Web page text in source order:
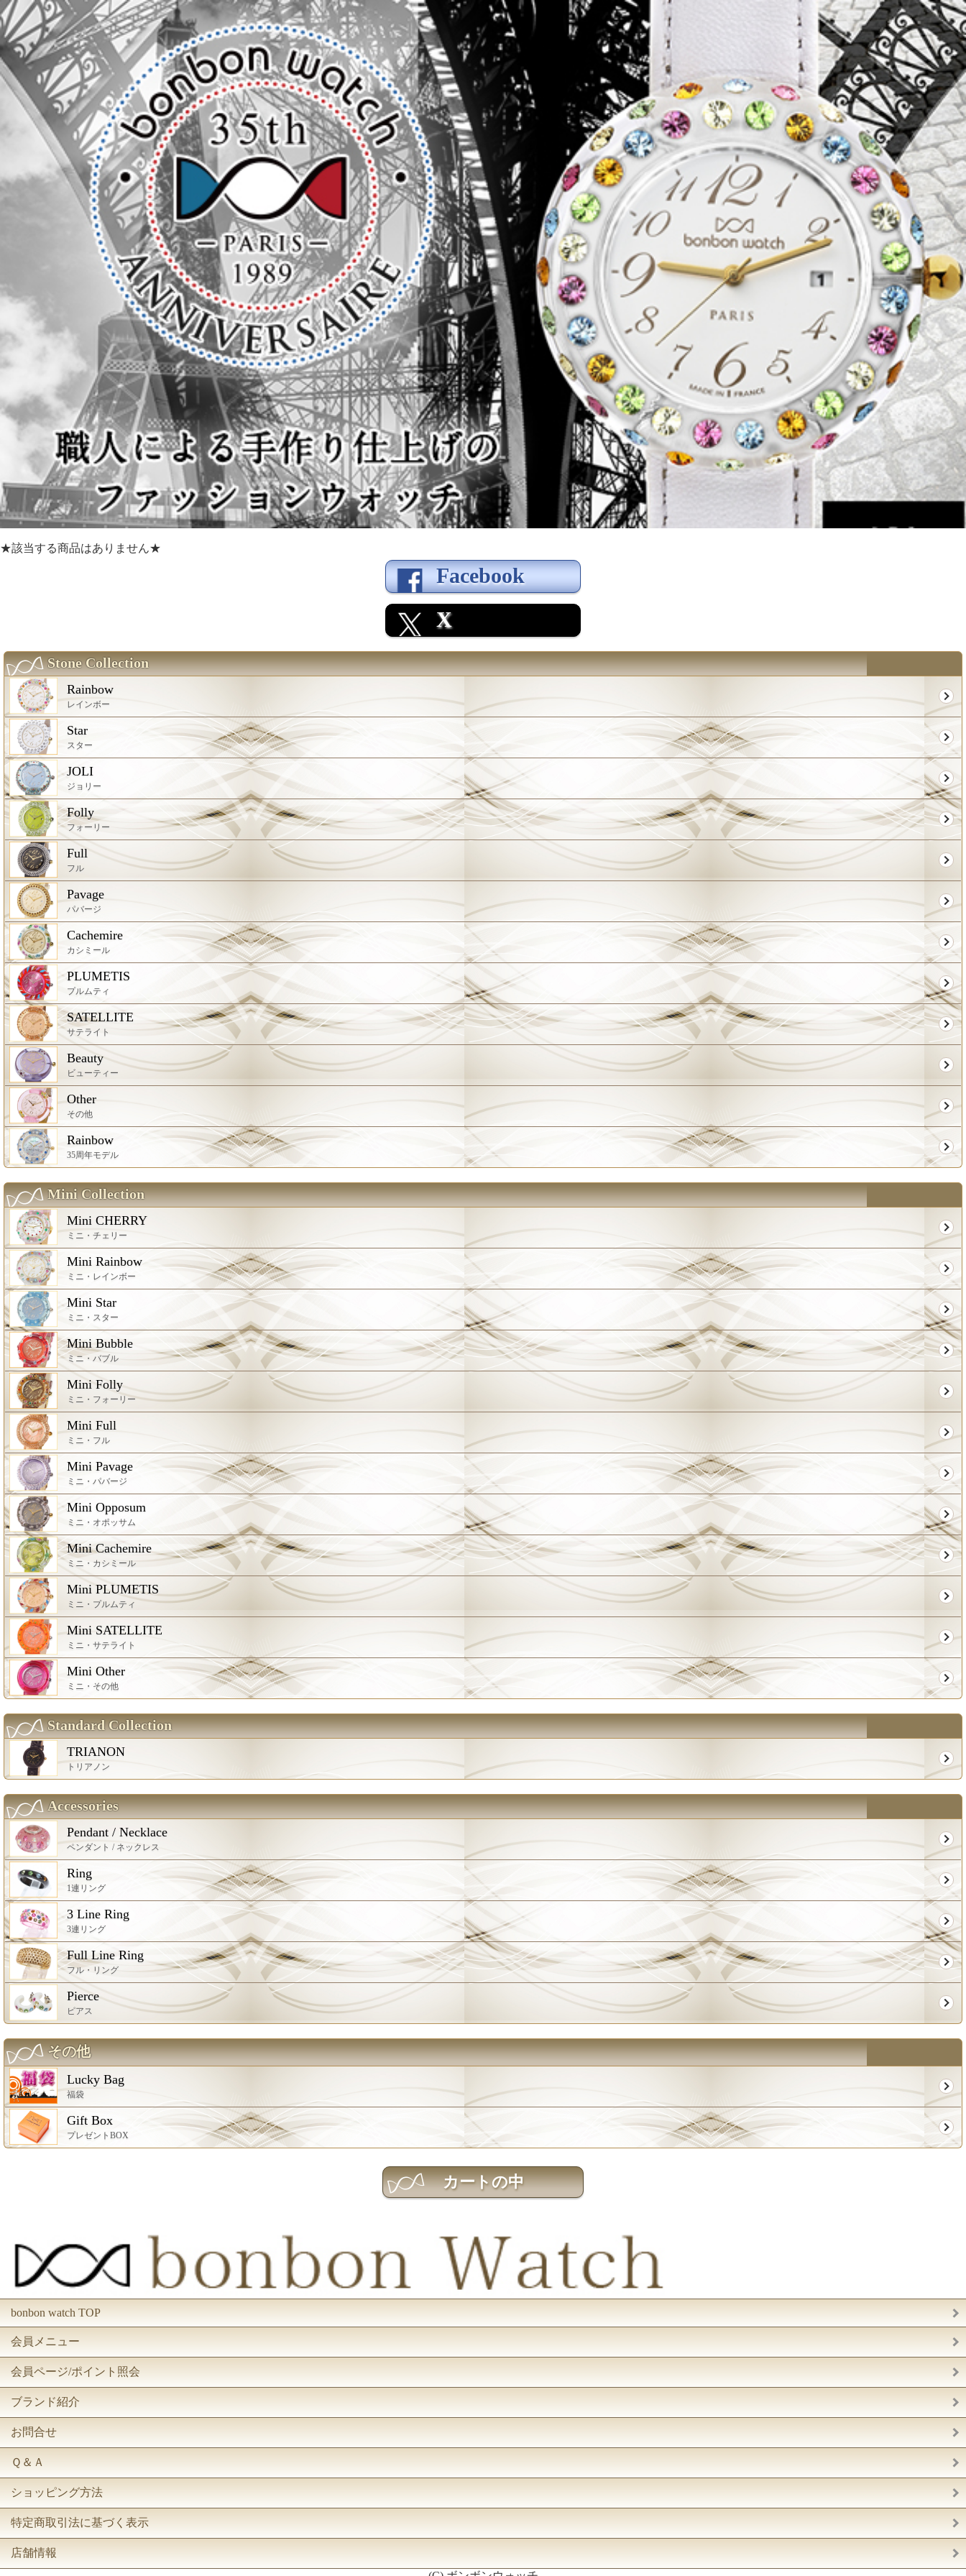
★該当する商品はありません★
Facebook
X
Stone Collection
Rainbow
レインボー
Star
スター
JOLI
ジョリー
Folly
フォーリー
Full
フル
Pavage
パバージ
Cachemire
カシミール
PLUMETIS
プルムティ
SATELLITE
サテライト
Beauty
ビューティー
Other
その他
Rainbow
35周年モデル
Mini Collection
Mini CHERRY
ミニ・チェリー
Mini Rainbow
ミニ・レインボー
Mini Star
ミニ・スター
Mini Bubble
ミニ・バブル
Mini Folly
ミニ・フォーリー
Mini Full
ミニ・フル
Mini Pavage
ミニ・パバージ
Mini Opposum
ミニ・オポッサム
Mini Cachemire
ミニ・カシミール
Mini PLUMETIS
ミニ・プルムティ
Mini SATELLITE
ミニ・サテライト
Mini Other
ミニ・その他
Standard Collection
TRIANON
トリアノン
Accessories
Pendant / Necklace
ペンダント / ネックレス
Ring
1連リング
3 Line Ring
3連リング
Full Line Ring
フル・リング
Pierce
ピアス
その他
Lucky Bag
福袋
Gift Box
プレゼントBOX
bonbon watch TOP
会員メニュー
会員ページ/ポイント照会
ブランド紹介
お問合せ
Ｑ＆Ａ
ショッピング方法
特定商取引法に基づく表示
店舗情報